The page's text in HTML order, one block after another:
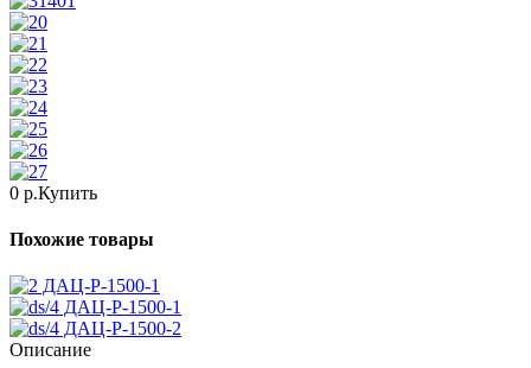
0 р.Купить
Похожие товары
ДАЦ-Р-1500-1
ДАЦ-Р-1500-1
ДАЦ-Р-1500-2
Описание